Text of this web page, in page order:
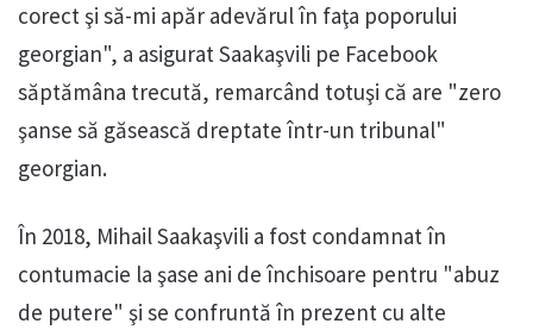
corect şi să-mi apăr adevărul în faţa poporului
georgian", a asigurat Saakaşvili pe Facebook
săptămâna trecută, remarcând totuşi că are "zero
şanse să găsească dreptate într-un tribunal"
georgian.
În 2018, Mihail Saakaşvili a fost condamnat în
contumacie la şase ani de închisoare pentru "abuz
de putere" şi se confruntă în prezent cu alte